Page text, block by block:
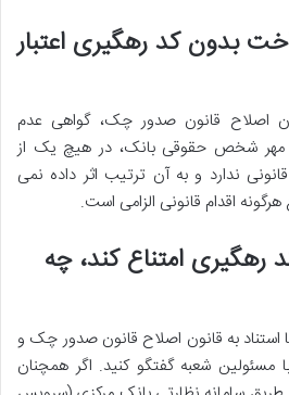
بدون کد رهگیری اعتبار
اساس ماده ۲ قانون اصلاح قانون صدور چک، گواهی عدم
مهر شخص حقوقی بانک، در هیچ یک از
ندارد و به آن ترتیب اثر داده نمی
اقدام قانونی الزامی است.
رهگیری امتناع کند، چه
استناد به قانون اصلاح قانون صدور چک و
مسئولین شعبه گفتگو کنید. اگر همچنان